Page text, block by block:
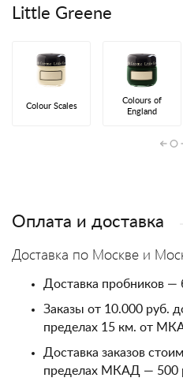
Little Greene
Colour Scales
Colours of
England
Оплата и доставка
Доставка по Москве и
Доставка пробников —
Заказы от 10.000 руб.
пределах 15 км. от
Доставка заказов
пределах МКАД — 500